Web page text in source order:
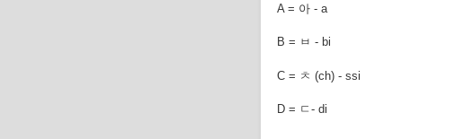
A = 아 - a
B = ㅂ - bi
C = ㅊ (ch) - ssi
D = ㄷ- di